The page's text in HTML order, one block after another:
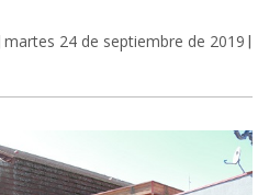
martes 24 de septiembre de 2019